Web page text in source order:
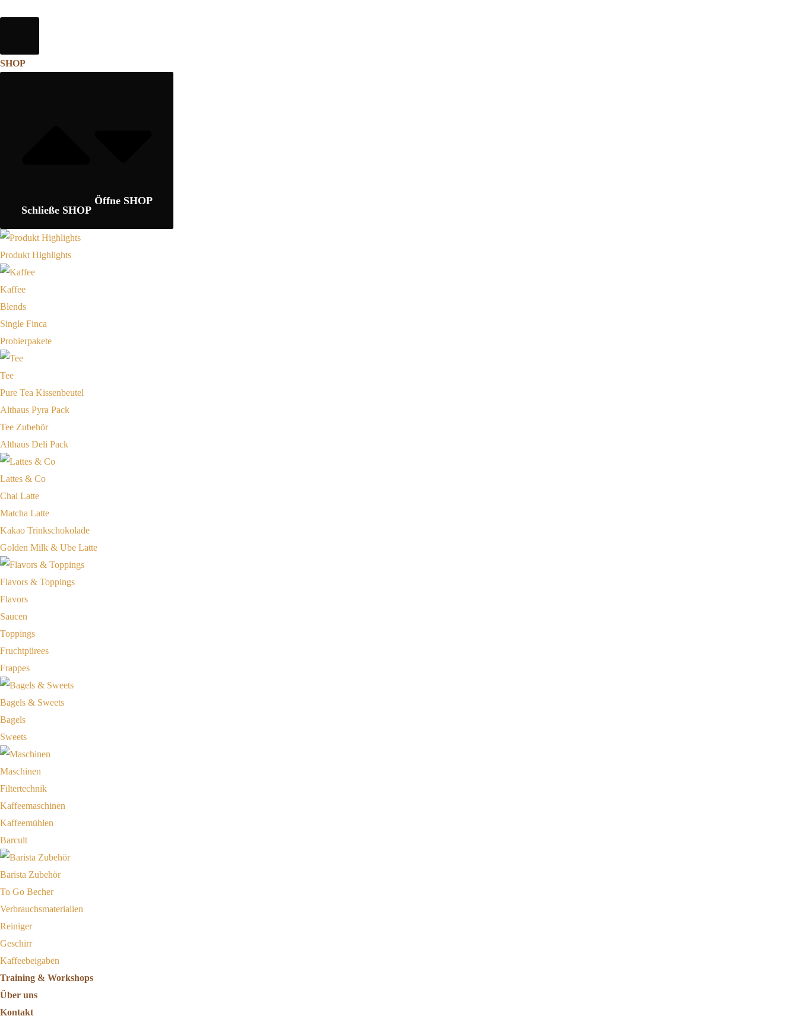
SHOP
Schließe SHOP
Öffne SHOP
Produkt Highlights
Kaffee
Blends
Single Finca
Probierpakete
Tee
Pure Tea Kissenbeutel
Althaus Pyra Pack
Tee Zubehör
Althaus Deli Pack
Lattes & Co
Chai Latte
Matcha Latte
Kakao Trinkschokolade
Golden Milk & Ube Latte
Flavors & Toppings
Flavors
Saucen
Toppings
Fruchtpürees
Frappes
Bagels & Sweets
Bagels
Sweets
Maschinen
Filtertechnik
Kaffeemaschinen
Kaffeemühlen
Barcult
Barista Zubehör
To Go Becher
Verbrauchsmaterialien
Reiniger
Geschirr
Kaffeebeigaben
Training & Workshops
Über uns
Kontakt